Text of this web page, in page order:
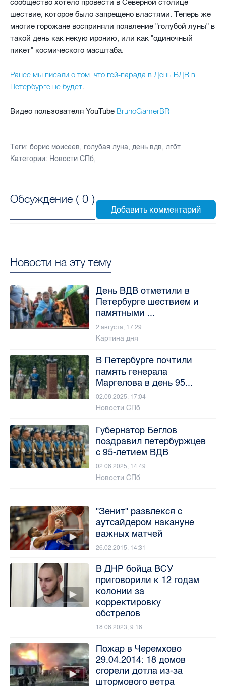
сообщество хотело провести в Северной столице
шествие, которое было запрещено властями. Теперь же
многие горожане восприняли появление "голубой луны" в
такой день как некую иронию, или как "одиночный
пикет" космического масштаба.
Ранее мы писали о том, что гей-парада в День ВДВ в
Петербурге не будет.
Видео пользователя YouTube BrunoGamerBR
Теги: борис моисеев, голубая луна, день вдв, лгбт
Категории: Новости СПб,
Обсуждение ( 0 )
Новости на эту тему
День ВДВ отметили в
Петербурге шествием и
памятными ...
2 августа, 17:29
Картина дня
В Петербурге почтили
память генерала
Маргелова в день 95...
02.08.2025, 17:04
Новости СПб
Губернатор Беглов
поздравил петербуржцев
с 95-летием ВДВ
02.08.2025, 14:49
Новости СПб
"Зенит" развлекся с
аутсайдером накануне
важных матчей
26.02.2015, 14:31
В ДНР бойца ВСУ
приговорили к 12 годам
колонии за
корректировку
обстрелов
18.08.2023, 9:18
Пожар в Черемхово
29.04.2014: 18 домов
сгорели дотла из-за
штормового ветра